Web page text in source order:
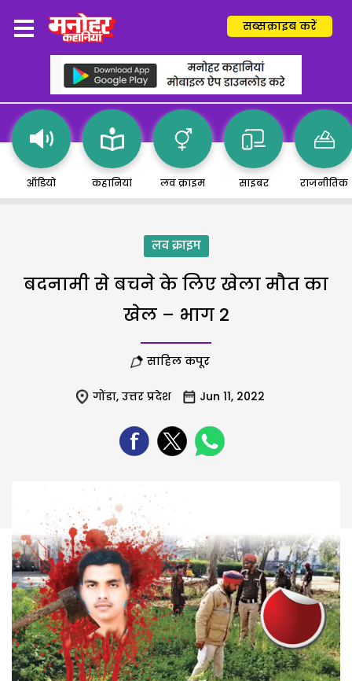
सब्सक्राइब करें
ऑडियो कहानियां लव क्राइम साइबर राजनीतिक
लव क्राइम
बदनामी से बचने के लिए खेला मौत का
खेल – भाग 2
साहिल कपूर
गोंडा, उत्तर प्रदेश Jun 11, 2022